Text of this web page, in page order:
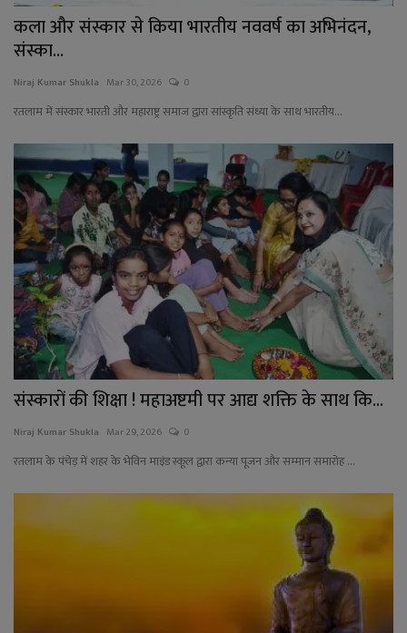
कला और संस्कार से किया भारतीय नववर्ष का अभिनंदन,
संस्का...
Niraj Kumar Shukla Mar 30, 2026 0
रतलाम में संस्कार भारती और महाराष्ट्र समाज द्वारा सांस्कृति संध्या के साथ भारतीय...
संस्कारों की शिक्षा ! महाअष्टमी पर आद्य शक्ति के साथ कि...
Niraj Kumar Shukla Mar 29, 2026 0
रतलाम के पंचेड़ में शहर के भेविन माइंड स्कूल द्वारा कन्या पूजन और सम्मान समारोह ...